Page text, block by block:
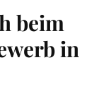
beim
in